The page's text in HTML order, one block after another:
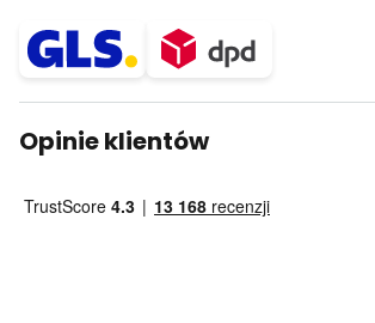
Opinie klientów